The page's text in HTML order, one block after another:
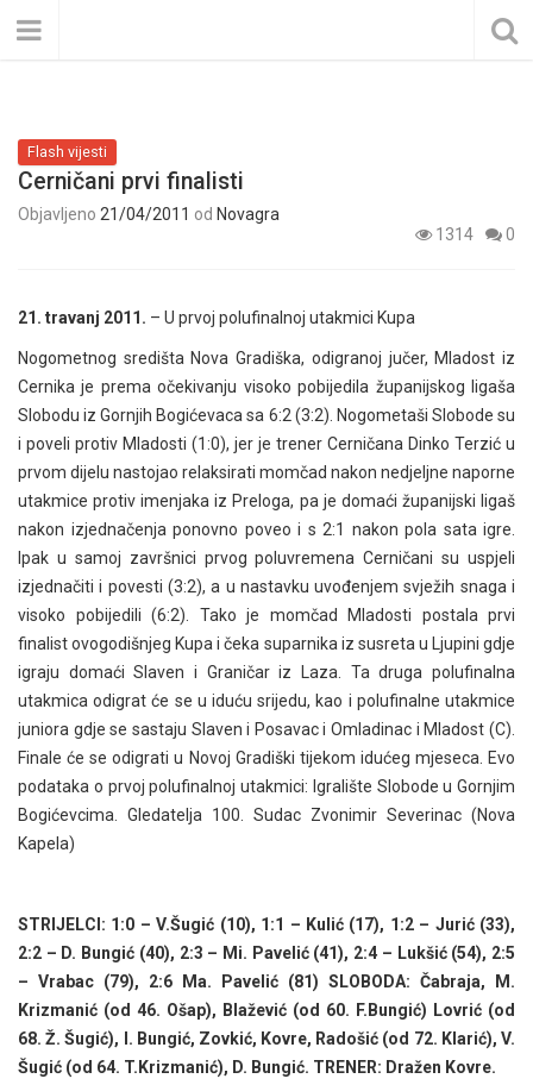
Flash vijesti
Cerničani prvi finalisti
Objavljeno 21/04/2011 od Novagra
1314
0
21. travanj 2011. – U prvoj polufinalnoj utakmici Kupa
Nogometnog središta Nova Gradiška, odigranoj jučer, Mladost iz
Cernika je prema očekivanju visoko pobijedila županijskog ligaša
Slobodu iz Gornjih Bogićevaca sa 6:2 (3:2). Nogometaši Slobode su
i poveli protiv Mladosti (1:0), jer je trener Cerničana Dinko Terzić u
prvom dijelu nastojao relaksirati momčad nakon nedjeljne naporne
utakmice protiv imenjaka iz Preloga, pa je domaći županijski ligaš
nakon izjednačenja ponovno poveo i s 2:1 nakon pola sata igre.
Ipak u samoj završnici prvog poluvremena Cerničani su uspjeli
izjednačiti i povesti (3:2), a u nastavku uvođenjem svježih snaga i
visoko pobijedili (6:2). Tako je momčad Mladosti postala prvi
finalist ovogodišnjeg Kupa i čeka suparnika iz susreta u Ljupini gdje
igraju domaći Slaven i Graničar iz Laza. Ta druga polufinalna
utakmica odigrat će se u iduću srijedu, kao i polufinalne utakmice
juniora gdje se sastaju Slaven i Posavac i Omladinac i Mladost (C).
Finale će se odigrati u Novoj Gradiški tijekom idućeg mjeseca. Evo
podataka o prvoj polufinalnoj utakmici: Igralište Slobode u Gornjim
Bogićevcima. Gledatelja 100. Sudac Zvonimir Severinac (Nova
Kapela)
STRIJELCI: 1:0 – V.Šugić (10), 1:1 – Kulić (17), 1:2 – Jurić (33),
2:2 – D. Bungić (40), 2:3 – Mi. Pavelić (41), 2:4 – Lukšić (54), 2:5
– Vrabac (79), 2:6 Ma. Pavelić (81) SLOBODA: Čabraja, M.
Krizmanić (od 46. Ošap), Blažević (od 60. F.Bungić) Lovrić (od
68. Ž. Šugić), I. Bungić, Zovkić, Kovre, Radošić (od 72. Klarić), V.
Šugić (od 64. T.Krizmanić), D. Bungić. TRENER: Dražen Kovre.